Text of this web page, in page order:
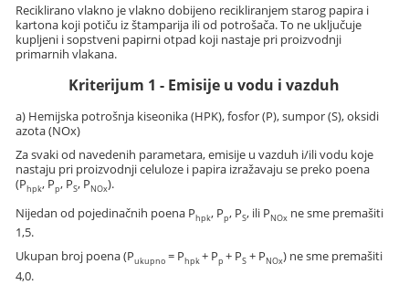
Reciklirano vlakno je vlakno dobijeno recikliranjem starog papira i
kartona koji potiču iz štamparija ili od potrošača. To ne uključuje
kupljeni i sopstveni papirni otpad koji nastaje pri proizvodnji
primarnih vlakana.
Kriterijum 1 - Emisije u vodu i vazduh
a) Hemijska potrošnja kiseonika (HPK), fosfor (P), sumpor (S), oksidi
azota (NOx)
Za svaki od navedenih parametara, emisije u vazduh i/ili vodu koje
nastaju pri proizvodnji celuloze i papira izražavaju se preko poena
(Phpk, Pp, PS, PNOx).
Nijedan od pojedinačnih poena Phpk, Pp, PS, ili PNOx ne sme premašiti
1,5.
Ukupan broj poena (Pukupno = Phpk+ Pp+ PS + PNOx) ne sme premašiti
4,0.